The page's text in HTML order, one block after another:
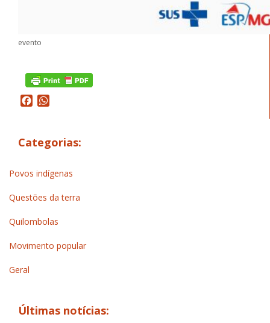
evento
Facebook
Categorias:
Povos indígenas
Questões da terra
Quilombolas
Movimento popular
Geral
Últimas notícias: